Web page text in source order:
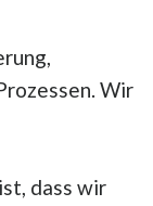
Wir
dass wir